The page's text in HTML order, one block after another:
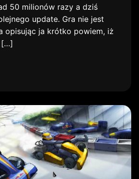
50 milionów razy a dziś
update. Gra nie jest
opisując ja krótko powiem, iż
[…]